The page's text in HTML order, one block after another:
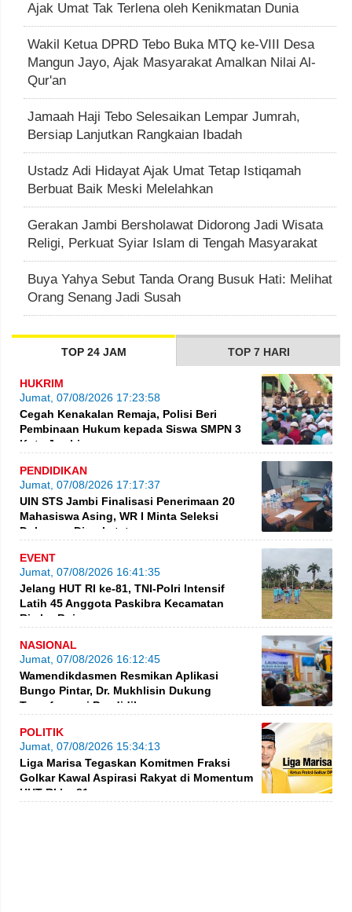
Ajak Umat Tak Terlena oleh Kenikmatan Dunia
Wakil Ketua DPRD Tebo Buka MTQ ke-VIII Desa
Mangun Jayo, Ajak Masyarakat Amalkan Nilai Al-
Qur'an
Jamaah Haji Tebo Selesaikan Lempar Jumrah,
Bersiap Lanjutkan Rangkaian Ibadah
Ustadz Adi Hidayat Ajak Umat Tetap Istiqamah
Berbuat Baik Meski Melelahkan
Gerakan Jambi Bersholawat Didorong Jadi Wisata
Religi, Perkuat Syiar Islam di Tengah Masyarakat
Buya Yahya Sebut Tanda Orang Busuk Hati: Melihat
Orang Senang Jadi Susah
TOP 24 JAM TOP 7 HARI
HUKRIM
Jumat, 07/08/2026 17:23:58
Cegah Kenakalan Remaja, Polisi Beri
Pembinaan Hukum kepada Siswa SMPN 3
Kota Jambi
PENDIDIKAN
Jumat, 07/08/2026 17:17:37
UIN STS Jambi Finalisasi Penerimaan 20
Mahasiswa Asing, WR I Minta Seleksi
Dokumen Diperketat
EVENT
Jumat, 07/08/2026 16:41:35
Jelang HUT RI ke-81, TNI-Polri Intensif
Latih 45 Anggota Paskibra Kecamatan
Rimbo Bujang
NASIONAL
Jumat, 07/08/2026 16:12:45
Wamendikdasmen Resmikan Aplikasi
Bungo Pintar, Dr. Mukhlisin Dukung
Transformasi Pendidikan
POLITIK
Jumat, 07/08/2026 15:34:13
Liga Marisa Tegaskan Komitmen Fraksi
Golkar Kawal Aspirasi Rakyat di Momentum
HUT RI ke-81